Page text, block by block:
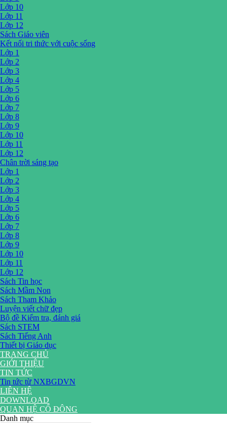
Lớp 10
Lớp 11
Lớp 12
Sách Giáo viên
Kết nối tri thức với cuộc sống
Lớp 1
Lớp 2
Lớp 3
Lớp 4
Lớp 5
Lớp 6
Lớp 7
Lớp 8
Lớp 9
Lớp 10
Lớp 11
Lớp 12
Chân trời sáng tạo
Lớp 1
Lớp 2
Lớp 3
Lớp 4
Lớp 5
Lớp 6
Lớp 7
Lớp 8
Lớp 9
Lớp 10
Lớp 11
Lớp 12
Sách Tin học
Sách Mầm Non
Sách Tham Khảo
Luyện viết chữ đẹp
Bộ đề Kiểm tra, đánh giá
Sách STEM
Sách Tiếng Anh
Thiết bị Giáo dục
TRANG CHỦ
GIỚI THIỆU
TIN TỨC
Tin tức từ NXBGDVN
LIÊN HỆ
DOWNLOAD
QUAN HỆ CỔ ĐÔNG
Danh mục